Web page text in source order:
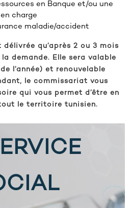
en Banque et/ou une
charge
maladie/accident
délivrée qu’après 2 ou 3 mois
demande. Elle sera valable
l’année) et renouvelable
le commissariat vous
qui vous permet d’être en
le territoire tunisien.